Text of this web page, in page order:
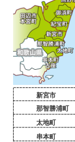
新宮市
那智勝浦町
太地町
串本町